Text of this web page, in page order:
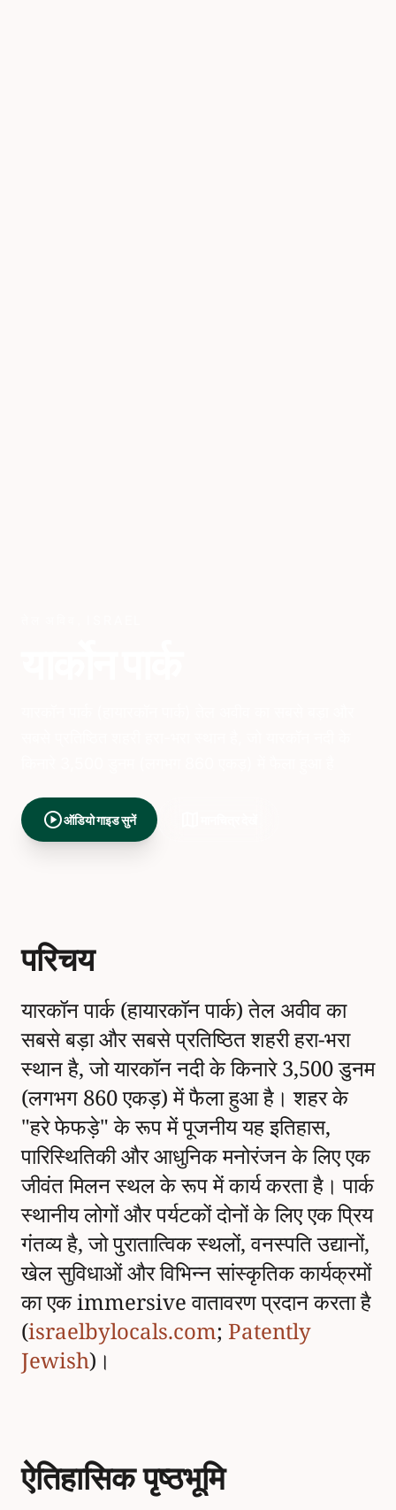
play_circleऑडियो गाइड सुनें
परिचय
यारकॉन पार्क (हायारकॉन पार्क) तेल अवीव का
सबसे बड़ा और सबसे प्रतिष्ठित शहरी हरा-भरा
स्थान है, जो यारकॉन नदी के किनारे 3,500 डुनम
(लगभग 860 एकड़) में फैला हुआ है। शहर के
"हरे फेफड़े" के रूप में पूजनीय यह इतिहास,
पारिस्थितिकी और आधुनिक मनोरंजन के लिए एक
जीवंत मिलन स्थल के रूप में कार्य करता है। पार्क
स्थानीय लोगों और पर्यटकों दोनों के लिए एक प्रिय
गंतव्य है, जो पुरातात्विक स्थलों, वनस्पति उद्यानों,
खेल सुविधाओं और विभिन्न सांस्कृतिक कार्यक्रमों
का एक immersive वातावरण प्रदान करता है
(israelbylocals.com; Patently
Jewish)।
ऐतिहासिक पृष्ठभूमि